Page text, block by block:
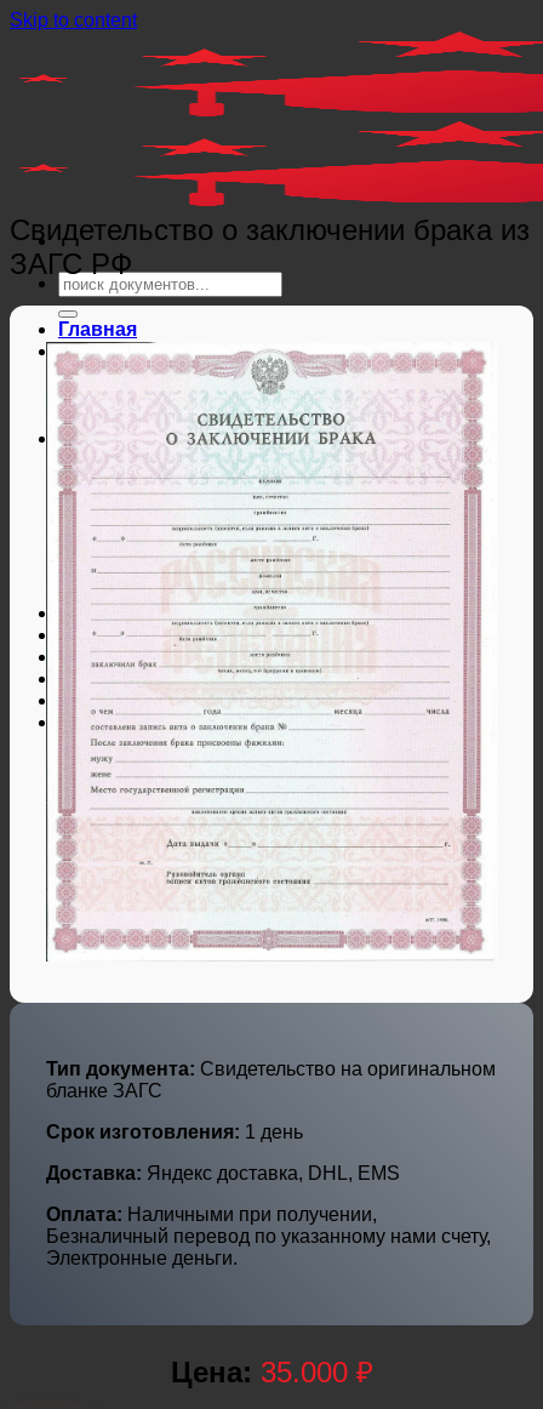
Skip to content
Главная
Справки
Мед справки
Справки из гос. органов
Справки ЗАГС
Дипломы и аттестаты
Дипломы РФ
Аттестаты РФ
Дипломы и аттестаты Беларуси
Дипломы и аттестаты Казахстана
Дипломы и аттестаты Украины
Дипломы по профессиям
Дипломы по городам
Нотариальные и юр. услуги
Свидетельства ЗАГС
Гарантии
Отзывы
Оплата и доставка
Контакты
Свидетельство о заключении брака из
ЗАГС РФ
Тип документа: Свидетельство на оригинальном
бланке ЗАГС
Срок изготовления: 1 день
Доставка: Яндекс доставка, DHL, EMS
Оплата: Наличными при получении,
Безналичный перевод по указанному нами счету,
Электронные деньги.
Цена: 35.000 ₽